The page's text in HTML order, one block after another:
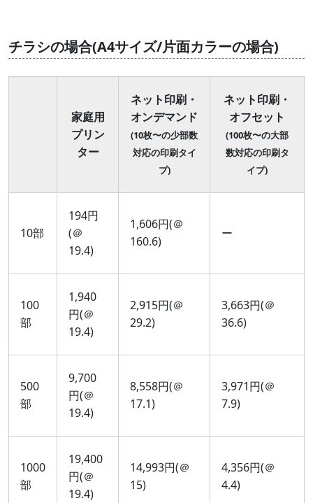
チラシの場合(A4サイズ/片面カラーの場合)
家庭用
プリン
ター
ネット印刷・
オンデマンド
(10枚〜の少部数
対応の印刷タイ
プ)
ネット印刷・
オフセット
(100枚〜の大部
数対応の印刷タ
イプ)
10部
194円
(＠
19.4)
1,606円(＠
160.6)
ー
100
部
1,940
円(＠
19.4)
2,915円(＠
29.2)
3,663円(＠
36.6)
500
部
9,700
円(＠
19.4)
8,558円(＠
17.1)
3,971円(＠
7.9)
1000
部
19,400
円(＠
19.4)
14,993円(＠
15)
4,356円(＠
4.4)